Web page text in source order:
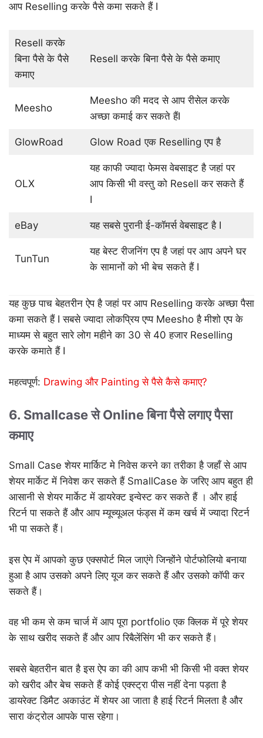
आप Reselling करके पैसे कमा सकते हैं I
Resell करके
बिना पैसे के पैसे
कमाए
Resell करके बिना पैसे के पैसे कमाए
Meesho
Meesho की मदद से आप रीसेल करके
अच्छा कमाई कर सकते हैंI
GlowRoad Glow Road एक Reselling एप है
OLX
यह काफी ज्यादा फेमस वेबसाइट है जहां पर
आप किसी भी वस्तु को Resell कर सकते हैं
I
eBay यह सबसे पुरानी ई-कॉमर्स वेबसाइट है I
TunTun
यह बेस्ट रीजनिंग एप है जहां पर आप अपने घर
के सामानों को भी बेच सकते हैं I
यह कुछ पाच बेहतरीन ऐप है जहां पर आप Reselling करके अच्छा पैसा
कमा सकते हैं I सबसे ज्यादा लोकप्रिय एप्प Meesho है मीशो एप के
माध्यम से बहुत सारे लोग महीने का 30 से 40 हजार Reselling
करके कमाते हैं I
महत्वपूर्ण: Drawing और Painting से पैसे कैसे कमाए?
6. Smallcase से Online बिना पैसे लगाए पैसा
कमाए
Small Case शेयर मार्किट मे निवेस करने का तरीका है जहाँ से आप
शेयर मार्केट में निवेश कर सकते हैं SmallCase के जरिए आप बहुत ही
आसानी से शेयर मार्केट में डायरेक्ट इन्वेस्ट कर सकते हैं । और हाई
रिटर्न पा सकते हैं और आप म्यूच्यूअल फंड्स में कम खर्च में ज्यादा रिटर्न
भी पा सकते हैं।
इस ऐप में आपको कुछ एक्सपोर्ट मिल जाएंगे जिन्होंने पोर्टफोलियो बनाया
हुआ है आप उसको अपने लिए यूज कर सकते हैं और उसको कॉपी कर
सकते हैं।
वह भी कम से कम चार्ज में आप पूरा portfolio एक क्लिक में पूरे शेयर
के साथ खरीद सकते हैं और आप रिबैलेंसिंग भी कर सकते हैं।
सबसे बेहतरीन बात है इस ऐप का की आप कभी भी किसी भी वक्त शेयर
को खरीद और बेच सकते हैं कोई एक्स्ट्रा पीस नहीं देना पड़ता है
डायरेक्ट डिमैट अकाउंट में शेयर आ जाता है हाई रिटर्न मिलता है और
सारा कंट्रोल आपके पास रहेगा।